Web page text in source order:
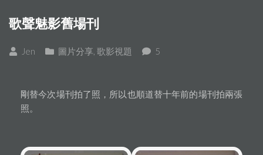
歌聲魅影舊場刊
Jen 圖片分享 歌影視題 5
剛替今次場刊拍了照，所以也順道替十年前的場刊拍兩張
照。